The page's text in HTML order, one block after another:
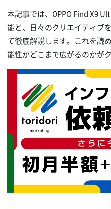
本記事では、OPPO Find X9
能と、日々のクリエイティブ
て徹底解説します。これを読
能性がどこまで広がるのかが